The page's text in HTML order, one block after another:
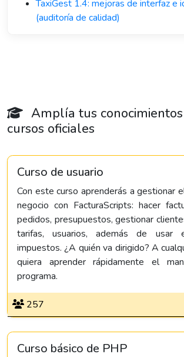
TaxiGest 1.4: mejoras de interfaz e
(auditoría de calidad)
Amplía tus
cursos oficiales
Curso de usuario
Con este curso aprenderás a gestionar
negocio con FacturaScripts: hacer
pedidos, presupuestos, gestionar
tarifas, usuarios, además de usar
impuestos. ¿A quién va dirigido? A
quiera aprender rápidamente el
programa.
257
Curso básico de PHP